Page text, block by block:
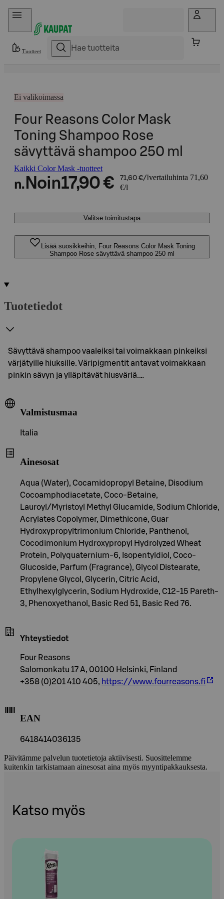
Hyppää sisältöön
Tuotteet
Ei valikoimassa
Four Reasons Color Mask
Toning Shampoo Rose
sävyttävä shampoo 250 ml
Kaikki Color Mask -tuotteet
n. Noin17,90 € 71,60 €/l vertailuhinta 71,60
€/l
Valitse toimitustapa
Lisää suosikkeihin, Four Reasons Color Mask Toning
Shampoo Rose sävyttävä shampoo 250 ml
Tuotetiedot
Sävyttävä shampoo vaaleiksi tai voimakkaan pinkeiksi
värjätyille hiuksille. Väripigmentit antavat voimakkaan
pinkin sävyn ja ylläpitävät hiusväriä.…
Valmistusmaa
Italia
Ainesosat
Aqua (Water), Cocamidopropyl Betaine, Disodium
Cocoamphodiacetate, Coco-Betaine,
Lauroyl/Myristoyl Methyl Glucamide, Sodium Chloride,
Acrylates Copolymer, Dimethicone, Guar
Hydroxypropyltrimonium Chloride, Panthenol,
Cocodimonium Hydroxypropyl Hydrolyzed Wheat
Protein, Polyquaternium-6, Isopentyldiol, Coco-
Glucoside, Parfum (Fragrance), Glycol Distearate,
Propylene Glycol, Glycerin, Citric Acid,
Ethylhexylglycerin, Sodium Hydroxide, C12-15 Pareth-
3, Phenoxyethanol, Basic Red 51, Basic Red 76.
Yhteystiedot
Four Reasons
Salomonkatu 17 A, 00100 Helsinki, Finland
+358 (0)201 410 405, https://www.fourreasons.fi
EAN
6418414036135
Päivitämme palvelun tuotetietoja aktiivisesti. Suosittelemme
kuitenkin tarkistamaan ainesosat aina myös myyntipakkauksesta.
Katso myös